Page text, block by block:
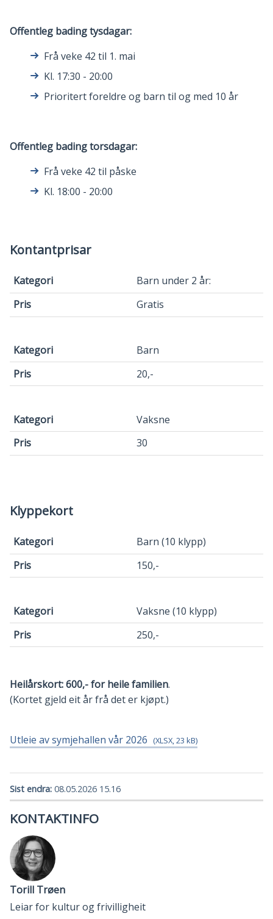
Offentleg bading tysdagar:
Frå veke 42 til 1. mai
Kl. 17:30 - 20:00
Prioritert foreldre og barn til og med 10 år
Offentleg bading torsdagar:
Frå veke 42 til påske
Kl. 18:00 - 20:00
Kontantprisar
Kategori
Pris
Barn under 2 år:
Gratis
Barn
20,-
Vaksne
30
Klyppekort
Kategori
Pris
Barn (10 klypp)
150,-
Vaksne (10 klypp)
250,-
Heilårskort: 600,- for heile familien.
(Kortet gjeld eit år frå det er kjøpt.)
Utleie av symjehallen vår 2026 (XLSX, 23 kB)
Sist endra 08.05.2026 15.16
KONTAKTINFO
Torill Trøen
Leiar for kultur og frivilligheit